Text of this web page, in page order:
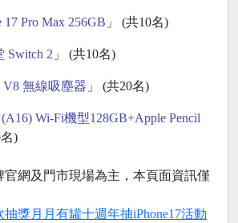
17 Pro Max 256GB 」 (共10名)
Switch 2 」 (共10名)
V8 無線吸塵器 」 (共20名)
(A16) Wi-Fi機型128GB+Apple Pencil
)
官網及門市現場為主，本頁面資訊僅
抽獎月月有罐十週年抽iPhone17活動